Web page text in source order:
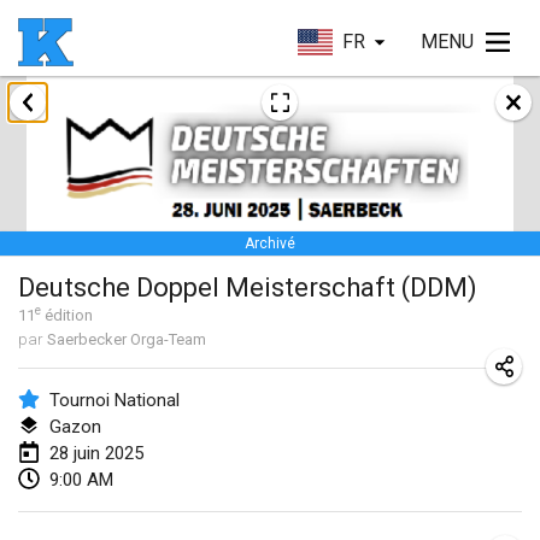
FR MENU
Archivé
Deutsche Doppel Meisterschaft (DDM)
11e édition
par Saerbecker Orga-Team
Tournoi National
Gazon
28 juin 2025
9:00 AM
janvier 2025
Skuffle for the Shovel
18 janv. 2025|États-Unis
Lake Superior Ice Festival Kubb Tournament
25 janv. 2025|États-Unis
Winterkubb
26 janv. 2025|Belgique
mars 2025
Kubbtornooi De Rode Lantaarn
15 mars 2025|Belgique